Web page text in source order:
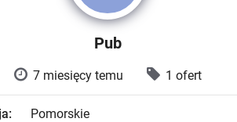
Pub
7 miesięcy temu 1 ofert
Pomorskie